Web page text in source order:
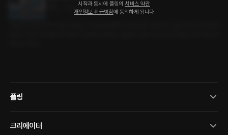
시작과 동시에 플링의 서비스 약관
개인정보 취급방침에 동의하게 됩니다
로맨스 • 연인 • 다정
플링
크리에이터